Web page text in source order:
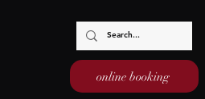
online booking